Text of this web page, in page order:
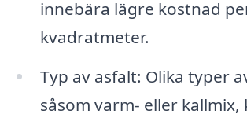
innebära lägre kostnad
kvadratmeter.
Typ av asfalt: Olika typer
såsom varm- eller kallmix,